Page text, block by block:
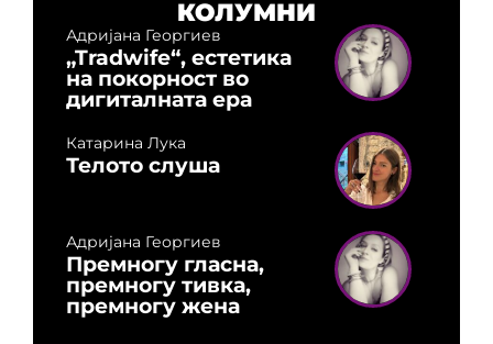
КОЛУМНИ
Адријана Георгиев
„Tradwife“, естетика
на покорност во
дигиталната ера
Катарина Лука
Телото слуша
Адријана Георгиев
Премногу гласна,
премногу тивка,
премногу жена